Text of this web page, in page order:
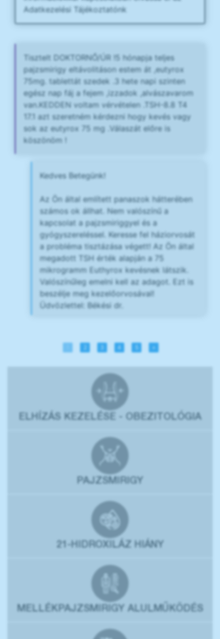
Adatkezelési Tájékoztatónk
Tisztelt DOKTORNŐ/ÚR !5 hónapja teljes
pajzsmirigy eltávolitáson estem át ,eutyrox
75mg. tablettát szedek .3 hete napi szinten
egész nap fáj a fejem ,izzadok ,alvászavarom
van.KEDDEN voltam vérvételen .TSH-8.8 T4
17.1 azt szeretném kérdezni hogy kevés vagy
sok az eutyrox 75 mg .Válaszát előre is
köszönöm !
Kedves Betegünk!
Az Ön által említett panaszok hátterében
számos ok állhat. Nem valószínű a
kapcsolat a pajzsmiriggyel és a
gyógyszereléssel. Keresse fel háziorvosát
a probléma tisztázása végett! Az Ön által
megadott TSH érték alapján a 75
mikrogramm Euthyrox kevésnek látszik.
Valószínűleg emelni kell az adagot. Ezt is
beszélje meg kezelőorvosával!
Üdvözlettel: Békési dr.
4 »
ELHÍZÁS KEZELÉSE - OBEZITOLÓGIA
PAJZSMIRIGY
21-HIDROXILÁZ HIÁNY
MELLÉKPAJZSMIRIGY ALULMŰKÖDÉS